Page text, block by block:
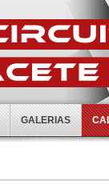
GALERIAS